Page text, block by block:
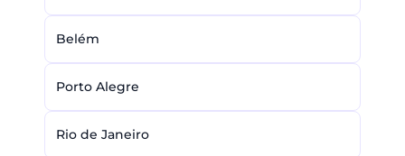
Belém
Porto Alegre
Rio de Janeiro